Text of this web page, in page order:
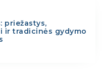
priežastys,
ir tradicinės gydymo